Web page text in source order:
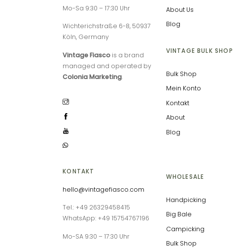
Mo-Sa 9:30 – 17:30 Uhr
Wichterichstraße 6-8, 50937
Köln, Germany
Vintage Fiasco is a brand
managed and operated by
Colonia Marketing.
KONTAKT
hello@vintagefiasco.com
Tel.: +49 26329458415
WhatsApp: +49 15754767196
Mo-SA 9:30 – 17:30 Uhr
About Us
Blog
VINTAGE BULK SHOP
Bulk Shop
Mein Konto
Kontakt
About
Blog
WHOLESALE
Handpicking
Big Bale
Campicking
Bulk Shop